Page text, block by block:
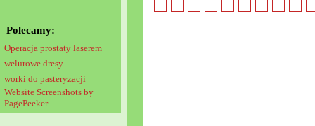
Polecamy:
Operacja prostaty laserem
welurowe dresy
worki do pasteryzacji
Website Screenshots by
PagePeeker